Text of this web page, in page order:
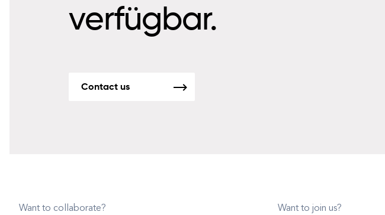
verfügbar.
Contact us
Want to collaborate? Want to join us?